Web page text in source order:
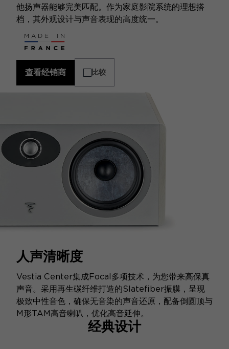
他扬声器能够完美匹配。作为家庭影院系统的理想搭
档，其外观设计与声音表现的高度统一。
查看经销商 比较
人声清晰度
Vestia Center集成Focal多项技术，为您带来高保真
声音。采用再生碳纤维打造的Slatefiber振膜，呈现
极致中性音色，确保无音染的声音还原，配备倒圆顶与
M形TAM高音喇叭，优化高音延伸。
经典设计